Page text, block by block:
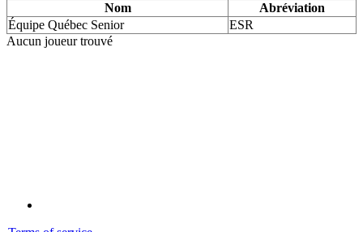
Nom
Abréviation
Équipe Québec Senior
ESR
Aucun joueur trouvé